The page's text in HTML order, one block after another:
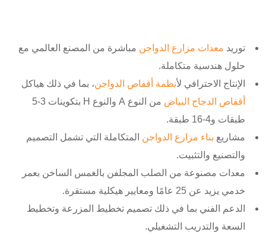
توريد معدات مزارع الدواجن مباشرة من المصنع العالمي مع
حلول هندسية متكاملة.
الإنتاج الاحترافي لأنظمة أقفاص الدواجن، بما في ذلك هياكل
أقفاص الدجاج البياض
من النوع A والنوع H بتكوينات 3-5
طبقات و4-16 طبقة.
مشاريع بناء مزارع الدواجن المتكاملة التي تشمل التصميم
والتصنيع والتثبيت.
معدات مصنوعة من الصلب المجلفن بالغمس الساخن بعمر
خدمي يزيد عن 25 عامًا ومعايير هيكلية مستقرة.
الدعم الفني بما في ذلك تصميم تخطيط المزرعة وتخطيط
السعة والتدريب التشغيلي.